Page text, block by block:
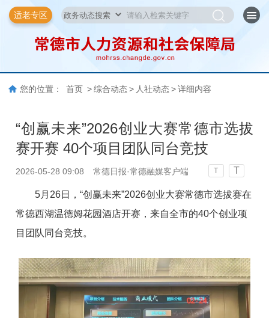
适老专区
您的位置： 首页 > 综合动态 > 人社动态 > 详细内容
“创赢未来”2026创业大赛常德市选拔
赛开赛 40个项目团队同台竞技
2026-05-28 09:08 常德日报·常德融媒客户端 T T
5月26日，“创赢未来”2026创业大赛常德市选拔赛在
常德西湖温德姆花园酒店开赛，来自全市的40个创业项
目团队同台竞技。